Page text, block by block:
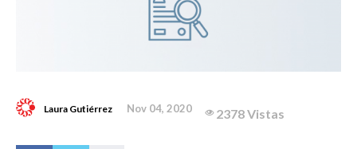
Laura Gutiérrez Nov 04, 2020 2378 Vistas